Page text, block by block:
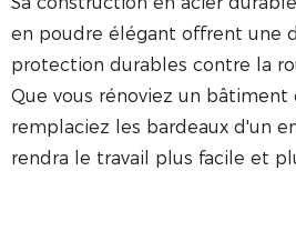
en poudre élégant offrent une
protection durables contre la
Que vous rénoviez un bâtiment
remplaciez les bardeaux d'un
rendra le travail plus facile et